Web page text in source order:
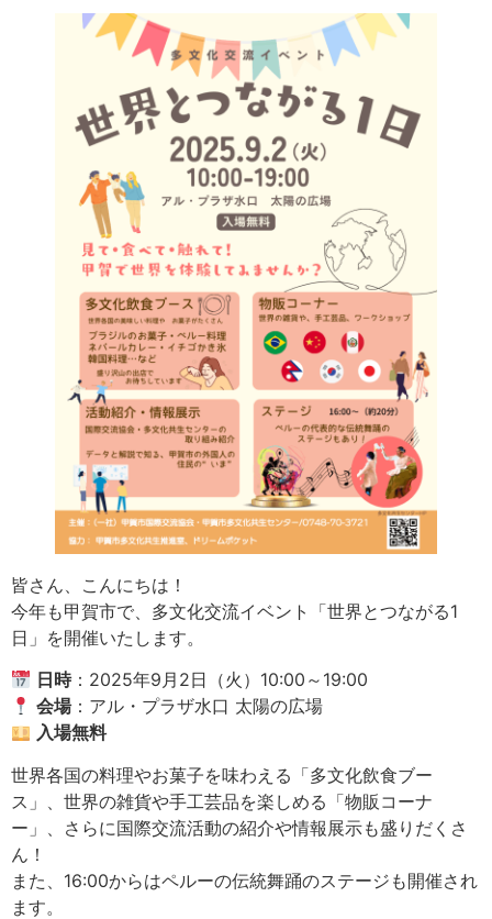
皆さん、こんにちは！
今年も甲賀市で、多文化交流イベント「世界とつながる1
日」を開催いたします。
日時：2025年9月2日（火）10:00～19:00
会場：アル・プラザ水口 太陽の広場
入場無料
世界各国の料理やお菓子を味わえる「多文化飲食ブー
ス」、世界の雑貨や手工芸品を楽しめる「物販コーナ
ー」、さらに国際交流活動の紹介や情報展示も盛りだくさ
ん！
また、16:00からはペルーの伝統舞踊のステージも開催され
ます。